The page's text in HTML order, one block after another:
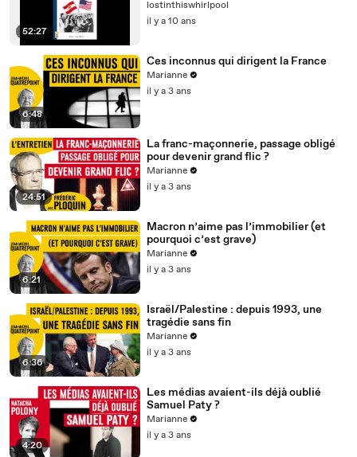
52:27
Trapp
lostinthiswhirlpool
il y a 10 ans
6:48
Ces inconnus qui dirigent la France
Marianne
il y a 3 ans
24:51
La franc-maçonnerie, passage obligé
pour devenir grand flic ?
Marianne
il y a 3 ans
6:21
Macron n’aime pas l’immobilier (et
pourquoi c’est grave)
Marianne
il y a 3 ans
6:36
Israël/Palestine : depuis 1993, une
tragédie sans fin
Marianne
il y a 3 ans
4:20
Les médias avaient-ils déjà oublié
Samuel Paty ?
Marianne
il y a 3 ans